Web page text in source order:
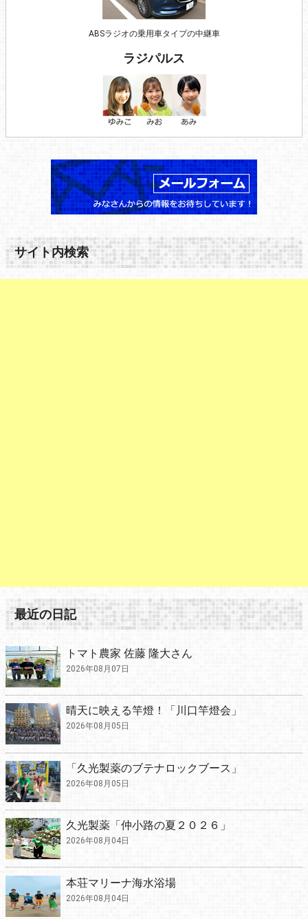
ABSラジオの乗用車タイプの中継車
ラジパルス
サイト内検索
最近の日記
トマト農家 佐藤 隆大さん
2026年08月07日
晴天に映える竿燈！「川口竿燈会」
2026年08月05日
「久光製薬のブテナロックブース」
2026年08月05日
久光製薬「仲小路の夏２０２６」
2026年08月04日
本荘マリーナ海水浴場
2026年08月04日